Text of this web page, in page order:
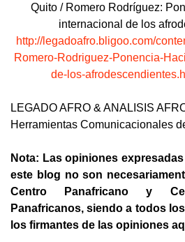
Quito / Romero Rodríguez:
internacional de los
http://legadoafro.bligoo.com/
Romero-Rodriguez-Ponencia-
de-los-
LEGADO AFRO & ANALISIS
Herramientas Comunicacionales
Nota: Las opiniones
este blog no son
Centro Panafricano y
Panafricanos, siendo a todos
los firmantes de las opiniones